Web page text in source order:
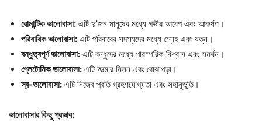
রোমান্টিক ভালোবাসা: এটি দু’জন মানুষের মধ্যে গভীর আবেগ এবং আকর্ষণ।
পরিবারিক ভালোবাসা: এটি পরিবারের সদস্যদের মধ্যে স্নেহ এবং যত্ন।
বন্ধুত্বপূর্ণ ভালোবাসা: এটি বন্ধুদের মধ্যে পারস্পরিক বিশ্বাস এবং সমর্থন।
প্লেটোনিক ভালোবাসা: এটি আত্মার মিলন এবং বোঝাপড়া।
স্ব-ভালোবাসা: এটি নিজের প্রতি গ্রহণযোগ্যতা এবং সহানুভূতি।
ভালোবাসার কিছু প্রভাব: